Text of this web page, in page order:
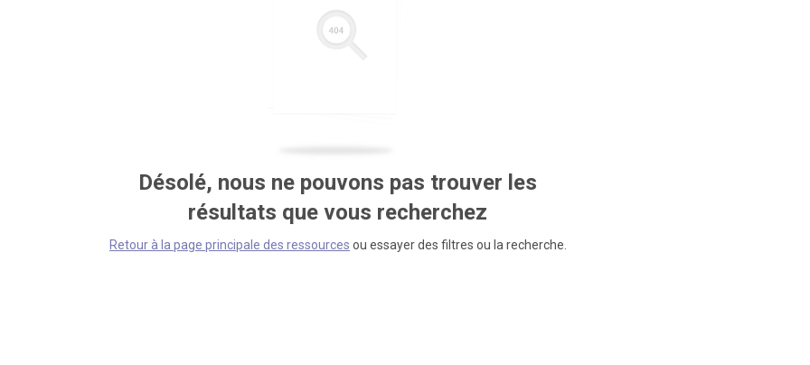
Désolé, nous ne pouvons pas trouver les
résultats que vous recherchez
Retour à la page principale des ressources ou essayer des filtres ou la recherche.